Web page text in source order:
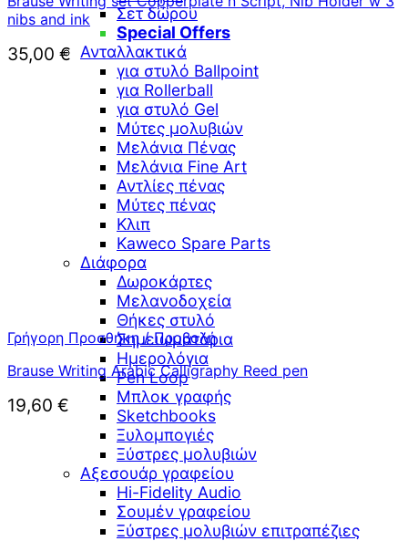
Σετ δώρου
Special Offers
Ανταλλακτικά
για στυλό Ballpoint
για Rollerball
για στυλό Gel
Μύτες μολυβιών
Μελάνια Πένας
Μελάνια Fine Art
Αντλίες πένας
Μύτες πένας
Κλιπ
Kaweco Spare Parts
Διάφορα
Δωροκάρτες
Μελανοδοχεία
Θήκες στυλό
Σημειωματάρια
Ημερολόγια
Pen Loop
Μπλοκ γραφής
Sketchbooks
Ξυλομπογιές
Ξύστρες μολυβιών
Αξεσουάρ γραφείου
Hi-Fidelity Audio
Σουμέν γραφείου
Ξύστρες μολυβιών επιτραπέζιες
nibs and ink
35,00 €
Γρήγορη Προσθήκη / Προβολή
Brause Writing Arabic Calligraphy Reed pen
19,60 €